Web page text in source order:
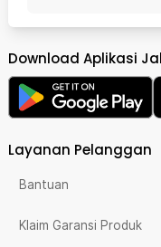
Download Aplikasi
Layanan Pelanggan
Bantuan
Klaim Garansi Produk